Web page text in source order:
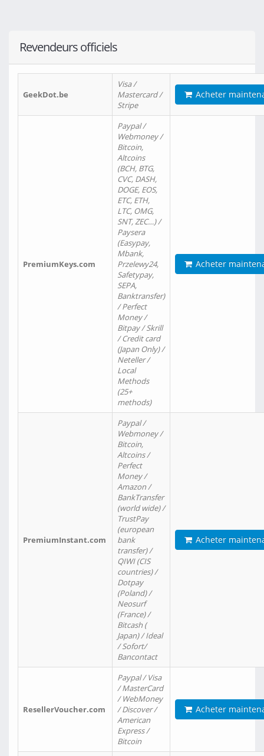
Revendeurs officiels
GeekDot.be
Visa /
Mastercard /
Stripe
Acheter
PremiumKeys.com
Paypal /
Webmoney /
Bitcoin,
Altcoins
(BCH, BTG,
CVC, DASH,
DOGE, EOS,
ETC, ETH,
LTC, OMG,
SNT, ZEC…) /
Paysera
(Easypay,
Mbank,
Przelewy24,
Safetypay,
SEPA,
Banktransfer)
/ Perfect
Money /
Bitpay / Skrill
/ Credit card
(Japan Only) /
Neteller /
Local
Methods
(25+
methods)
Acheter
PremiumInstant.com
Paypal /
Webmoney /
Bitcoin,
Altcoins /
Perfect
Money /
Amazon /
BankTransfer
(world wide) /
TrustPay
(european
bank
transfer) /
QIWI (CIS
countries) /
Dotpay
(Poland) /
Neosurf
(France) /
Bitcash (
Japan) / Ideal
/ Sofort/
Bancontact
Acheter
ResellerVoucher.com
Paypal / Visa
/ MasterCard
/ WebMoney
/ Discover /
American
Express /
Bitcoin
Acheter